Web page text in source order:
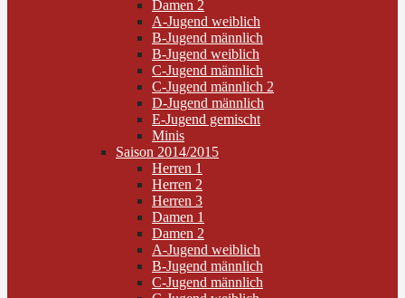
Damen 2
A-Jugend weiblich
B-Jugend männlich
B-Jugend weiblich
C-Jugend männlich
C-Jugend männlich 2
D-Jugend männlich
E-Jugend gemischt
Minis
Saison 2014/2015
Herren 1
Herren 2
Herren 3
Damen 1
Damen 2
A-Jugend weiblich
B-Jugend männlich
C-Jugend männlich